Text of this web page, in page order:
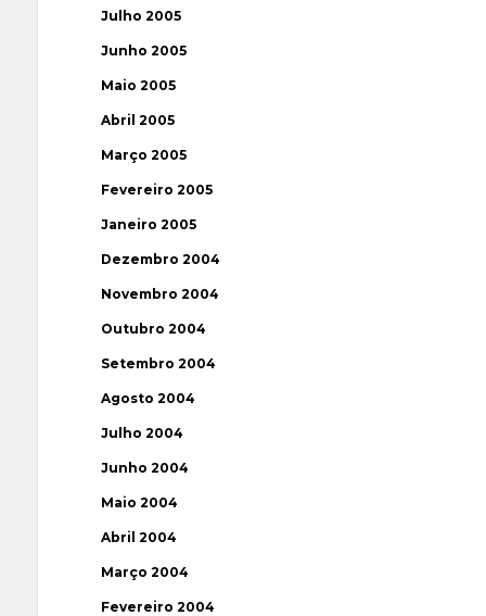
Julho 2005
Junho 2005
Maio 2005
Abril 2005
Março 2005
Fevereiro 2005
Janeiro 2005
Dezembro 2004
Novembro 2004
Outubro 2004
Setembro 2004
Agosto 2004
Julho 2004
Junho 2004
Maio 2004
Abril 2004
Março 2004
Fevereiro 2004